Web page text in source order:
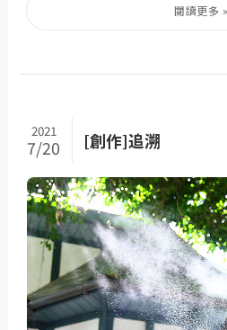
[創作]追溯
2021
7/20